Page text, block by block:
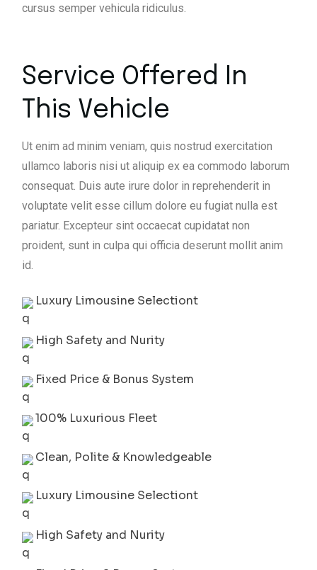
cursus semper vehicula ridiculus.
Service Offered In
This Vehicle
Ut enim ad minim veniam, quis nostrud exercitation
ullamco laboris nisi ut aliquip ex ea commodo laborum
consequat. Duis aute irure dolor in reprehenderit in
voluptate velit esse cillum dolore eu fugiat nulla est
pariatur. Excepteur sint occaecat cupidatat non
proident, sunt in culpa qui officia deserunt mollit anim
id.
Luxury Limousine Selectiont
High Safety and Nurity
Fixed Price & Bonus System
100% Luxurious Fleet
Clean, Polite & Knowledgeable
Luxury Limousine Selectiont
High Safety and Nurity